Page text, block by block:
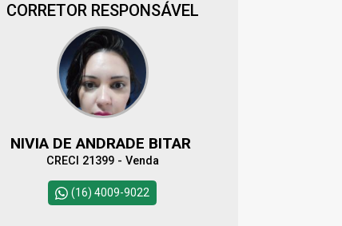
CORRETOR RESPONSÁVEL
NIVIA DE ANDRADE BITAR
CRECI 21399 - Venda
(16) 4009-9022